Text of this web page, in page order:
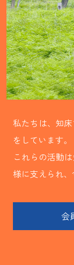
私たちは、知
をしています。
これらの活動
様に支えられ、
会